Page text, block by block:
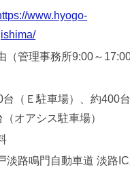
www.hyogo-
（管理事務所9:00～17:00
（Ｅ駐車場）、約400
オアシス駐車場）
淡路鳴門自動車道 淡路